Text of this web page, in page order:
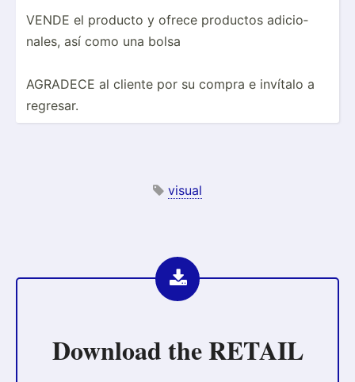
VENDE el producto y ofrece productos adicio­
nales, así como una bolsa
AGRADECE al cliente por su compra e invítalo a
regresar.
visual
Download theRETAIL